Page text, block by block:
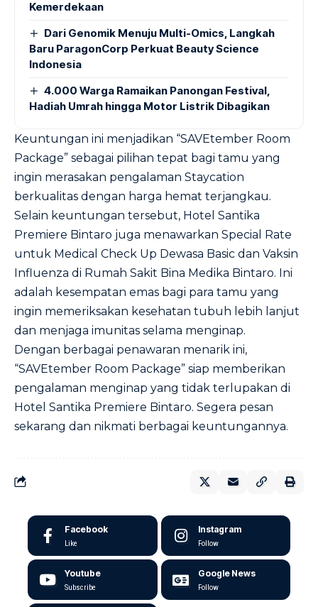
Kemerdekaan
Dari Genomik Menuju Multi-Omics, Langkah
Baru ParagonCorp Perkuat Beauty Science
Indonesia
4.000 Warga Ramaikan Panongan Festival,
Hadiah Umrah hingga Motor Listrik Dibagikan
Keuntungan ini menjadikan “SAVEtember Room
Package” sebagai pilihan tepat bagi tamu yang
ingin merasakan pengalaman Staycation
berkualitas dengan harga hemat terjangkau.
Selain keuntungan tersebut, Hotel Santika
Premiere Bintaro juga menawarkan Special Rate
untuk Medical Check Up Dewasa Basic dan Vaksin
Influenza di Rumah Sakit Bina Medika Bintaro. Ini
adalah kesempatan emas bagi para tamu yang
ingin memeriksakan kesehatan tubuh lebih lanjut
dan menjaga imunitas selama menginap.
Dengan berbagai penawaran menarik ini,
“SAVEtember Room Package” siap memberikan
pengalaman menginap yang tidak terlupakan di
Hotel Santika Premiere Bintaro. Segera pesan
sekarang dan nikmati berbagai keuntungannya.
Facebook
Like
Instagram
Follow
Youtube
Subscribe
Google News
Follow